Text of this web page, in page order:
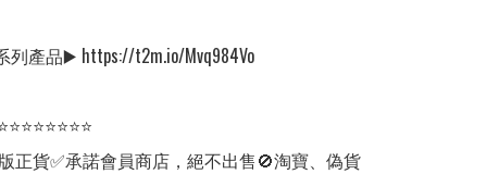
列產品▶️ https://t2m.io/Mvq984Vo
正貨✅承諾會員商店，絕不出售🚫淘寶、偽貨